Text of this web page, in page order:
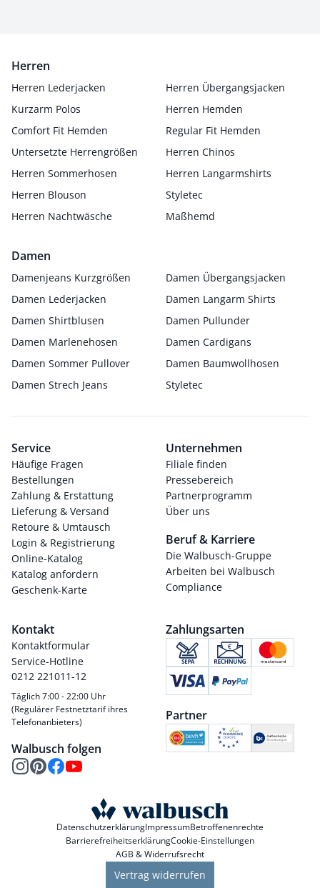
Herren
Herren Lederjacken
Herren Übergangsjacken
Kurzarm Polos
Herren Hemden
Comfort Fit Hemden
Regular Fit Hemden
Untersetzte Herrengrößen
Herren Chinos
Herren Sommerhosen
Herren Langarmshirts
Herren Blouson
Styletec
Herren Nachtwäsche
Maßhemd
Damen
Damenjeans Kurzgrößen
Damen Übergangsjacken
Damen Lederjacken
Damen Langarm Shirts
Damen Shirtblusen
Damen Pullunder
Damen Marlenehosen
Damen Cardigans
Damen Sommer Pullover
Damen Baumwollhosen
Damen Strech Jeans
Styletec
Service
Häufige Fragen
Bestellungen
Zahlung & Erstattung
Lieferung & Versand
Retoure & Umtausch
Login & Registrierung
Online-Katalog
Katalog anfordern
Geschenk-Karte
Unternehmen
Filiale finden
Pressebereich
Partnerprogramm
Über uns
Beruf & Karriere
Die Walbusch-Gruppe
Arbeiten bei Walbusch
Compliance
Kontakt
Kontaktformular
Service-Hotline
0212 221011-12
Täglich 7:00 - 22:00 Uhr
(Regulärer Festnetztarif ihres
Telefonanbieters)
Walbusch folgen
Zahlungsarten
Partner
DatenschutzerklärungImpressumBetroffenenrechte
BarrierefreiheitserklärungCookie-Einstellungen
AGB & Widerrufsrecht
Vertrag widerrufen